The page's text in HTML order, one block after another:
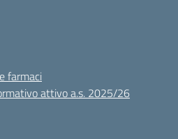
farmaci
attivo a.s. 2025/26